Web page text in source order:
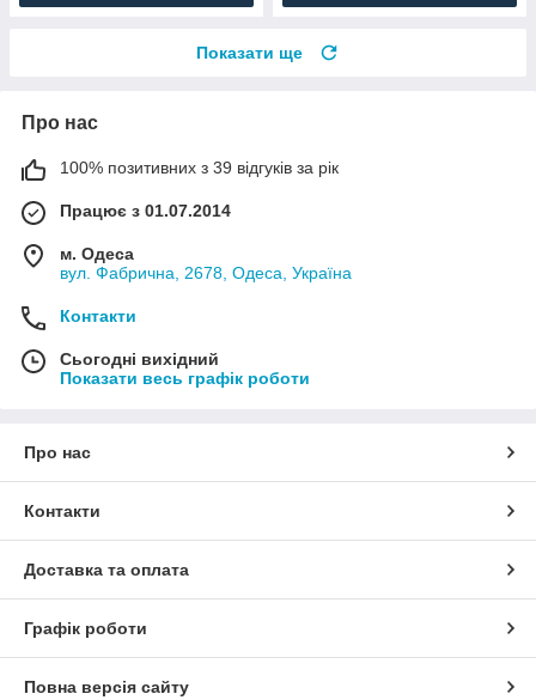
Показати ще
Про нас
100% позитивних з 39 відгуків за рік
Працює з 01.07.2014
м. Одеса
вул. Фабрична, 2678, Одеса, Україна
Контакти
Сьогодні вихідний
Показати весь графік роботи
Про нас
Контакти
Доставка та оплата
Графік роботи
Повна версія сайту